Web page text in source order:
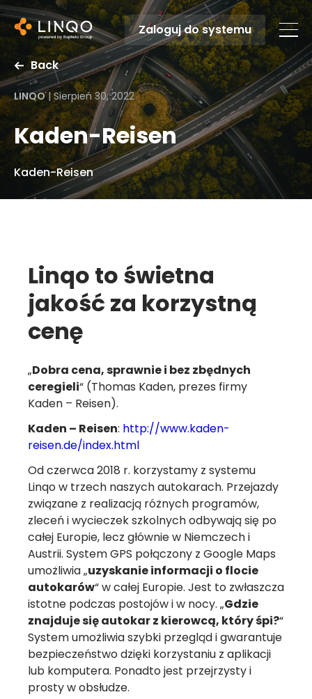
Zaloguj do systemu
Back
LINQO | Sierpień 30, 2022
Kaden-Reisen
Kaden-Reisen
Linqo to świetna
jakość za korzystną
cenę
„Dobra cena, sprawnie i bez zbędnych
ceregieli“ (Thomas Kaden, prezes firmy
Kaden – Reisen).
Kaden – Reisen: http://www.kaden-
reisen.de/index.html
Od czerwca 2018 r. korzystamy z systemu
Linqo w trzech naszych autokarach. Przejazdy
związane z realizacją różnych programów,
zleceń i wycieczek szkolnych odbywają się po
całej Europie, lecz głównie w Niemczech i
Austrii. System GPS połączony z Google Maps
umożliwia „uzyskanie informacji o flocie
autokarów“ w całej Europie. Jest to zwłaszcza
istotne podczas postojów i w nocy. „Gdzie
znajduje się autokar z kierowcą, który śpi?“
System umożliwia szybki przegląd i gwarantuje
bezpieczeństwo dzięki korzystaniu z aplikacji
lub komputera. Ponadto jest przejrzysty i
prosty w obsłudze.